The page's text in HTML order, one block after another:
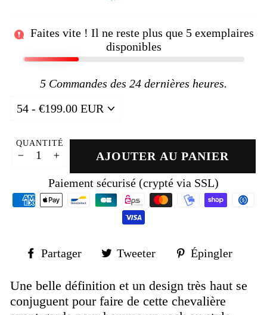
Faites vite ! Il ne reste plus que 5exemplaires
disponibles
5 Commandes des 24 dernières heures.
QUANTITÉ
AJOUTER AU PANIER
Paiement sécurisé (crypté via SSL)
Partager
Partager
Facebook
Tweeter
Tweeter
Twitter
Épingler
Une belle définition et un design très haut se
conjuguent pour faire de cette chevalière